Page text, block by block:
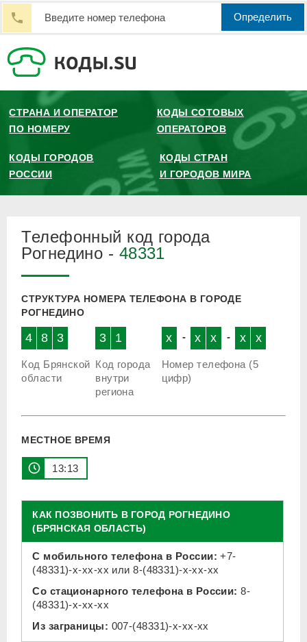
Определить
СТРАНА И ОПЕРАТОР
ПО НОМЕРУ
КОДЫ СОТОВЫХ
ОПЕРАТОРОВ
КОДЫ ГОРОДОВ
РОССИИ
КОДЫ СТРАН
И ГОРОДОВ МИРА
Телефонный код города
Рогнедино - 48331
СТРУКТУРА НОМЕРА ТЕЛЕФОНА В ГОРОДЕ
РОГНЕДИНО
4 8 3
Код Брянской
области
3 1
Код города
внутри
региона
x - x x - x x
Номер телефона (5
цифр)
МЕСТНОЕ ВРЕМЯ
13 13
КАК ПОЗВОНИТЬ В ГОРОД РОГНЕДИНО
(БРЯНСКАЯ ОБЛАСТЬ)
С мобильного телефона в России: +7-
(48331)-x-xx-xx или8-(48331)-x-xx-xx
Со стационарного телефона в России: 8-
(48331)-x-xx-xx
Из заграницы: 007-(48331)-x-xx-xx